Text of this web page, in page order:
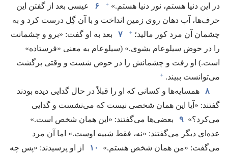
در این دنیا هستم،‏ نور دنیا هستم.‏»‏ + ۶
عیسی بعد از گفتن این
حرف‌ها،‏ آب دهان روی زمین انداخت و با آن گِل درست کرد و به
چشمان آن مرد کور مالید؛‏ + ۷
بعد به او گفت:‏ «برو و چشمانت
را در حوض سیلوعام بشوی.‏» (‏سیلوعام به معنی «فرستاده»
است.‏)‏ او رفت و چشمانش را در حوض شست و وقتی برگشت
می‌توانست ببیند.‏ +
۸
همسایه‌ها و کسانی که او را قبلاً در حال گدایی دیده بودند
گفتند:‏ «آیا این همان شخصی نیست که می‌نشست و گدایی
می‌کرد؟‏» ۹
بعضی‌ها می‌گفتند:‏ «این همان شخص است.‏»
عده‌ای دیگر می‌گفتند:‏ «نه،‏ فقط شبیه اوست.‏» اما آن مرد
می‌گفت:‏ «من همان شخص هستم.‏»
۱۰
از او پرسیدند:‏ «پس چه